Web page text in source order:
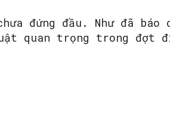
đứng đầu. Như đã
quan trọng trong đợt